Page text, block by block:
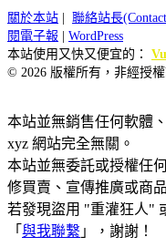
關於本站 聯絡站長
閱電子報
WordPress
本站使用又快又便宜的：
© 2026 版權所有，非經授
本站並無銷售任何軟體
xyz 網站完全無關。
本站並無委託或授權任
修買賣、宣傳推廣或商
若發現盜用 "重灌狂人"
「 與我聯繫 」，謝謝！